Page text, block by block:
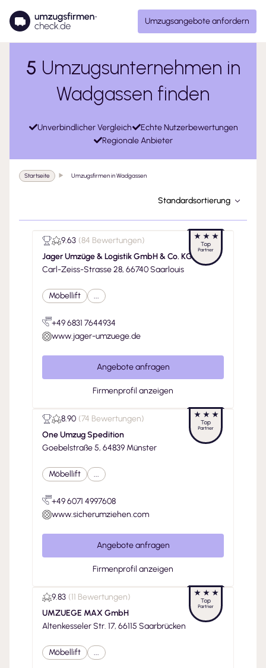
Umzugsangebote anfordern
5 Umzugsunternehmen in
Wadgassen finden
Unverbindlicher Vergleich
Echte Nutzerbewertungen
Regionale Anbieter
Startseite Umzugsfirmen in Wadgassen
Standardsortierung
9.63 (84 Bewertungen)
Jager Umzüge & Logistik GmbH & Co. KG
Carl-Zeiss-Strasse 28, 66740 Saarlouis
Möbellift ...
+49 6831 7644934
www.jager-umzuege.de
Angebote anfragen
Firmenprofil anzeigen
8.90 (74 Bewertungen)
One Umzug Spedition
Goebelstraße 5, 64839 Münster
Möbellift ...
+49 6071 4997608
www.sicherumziehen.com
Angebote anfragen
Firmenprofil anzeigen
9.83 (11 Bewertungen)
UMZUEGE MAX GmbH
Altenkesseler Str. 17, 66115 Saarbrücken
Möbellift ...